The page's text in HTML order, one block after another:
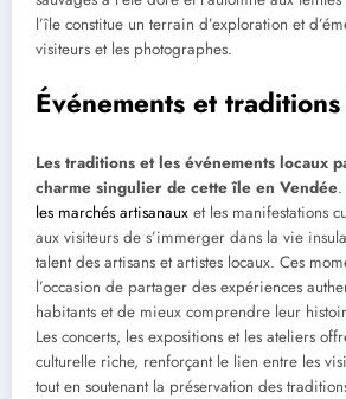
l’île constitue un terrain d’exploration et
visiteurs et les photographes.
Événements et
Les traditions et les événements locaux
charme singulier de cette île en Vendée
les marchés artisanaux et les manifestations
aux visiteurs de s’immerger dans la vie
talent des artisans et artistes locaux. Ces
l’occasion de partager des expériences
habitants et de mieux comprendre leur
Les concerts, les expositions et les ateliers
culturelle riche, renforçant le lien entre les
tout en soutenant la préservation des